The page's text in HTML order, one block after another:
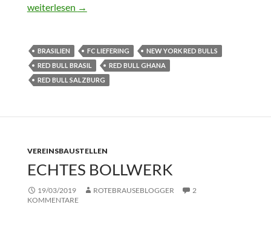
Synergieeffekte
weiterlesen →
BRASILIEN FC LIEFERING
NEW YORK RED BULLS
RED BULL BRASIL
RED BULL GHANA
RED BULL SALZBURG
VEREINSBAUSTELLEN
ECHTES BOLLWERK
19/03/2019 ROTEBRAUSEBLOGGER
2
KOMMENTARE